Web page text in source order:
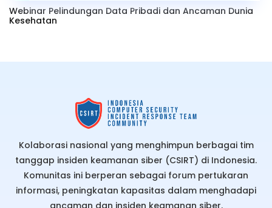
Webinar Pelindungan Data Pribadi dan Ancaman Dunia
Kesehatan
Kolaborasi nasional yang menghimpun berbagai tim
tanggap insiden keamanan siber (CSIRT) di Indonesia.
Komunitas ini berperan sebagai forum pertukaran
informasi, peningkatan kapasitas dalam menghadapi